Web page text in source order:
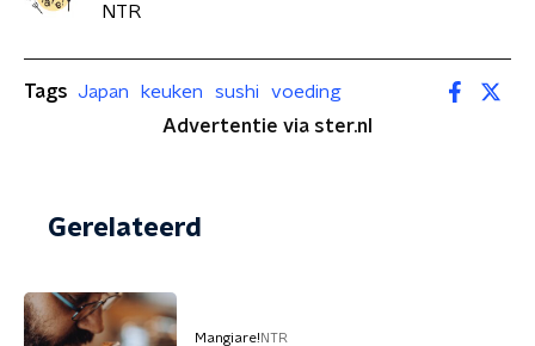
NTR
Tags Japan keuken sushi
voeding
Advertentie via ster.nl
Gerelateerd
Mangiare! NTR